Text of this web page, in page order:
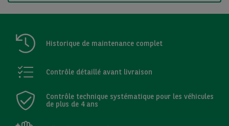
Historique de maintenance complet
Contrôle détaillé avant livraison
Contrôle technique systématique pour les véhicules
de plus de 4 ans